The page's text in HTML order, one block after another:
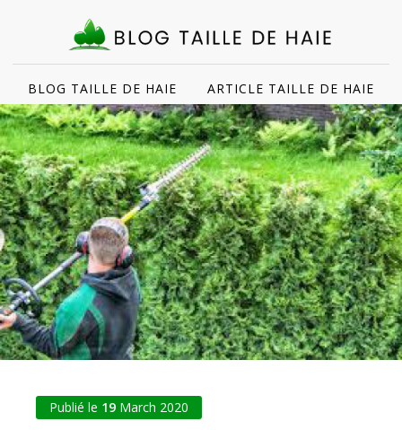
BLOG TAILLE DE HAIE ARTICLE TAILLE DE HAIE
Publié le 19 March 2020